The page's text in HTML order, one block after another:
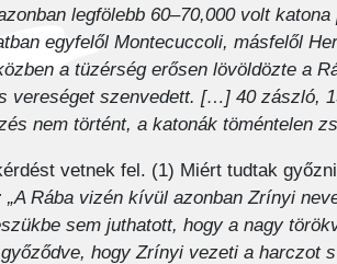
legfölebb 60–70,000 volt
egyfelől Montecuccoli, másfelől
a tüzérség erősen lövöldözte a
vereséget szenvedett. […] 40 zászló,
nem történt, a katonák töméntelen
vetnek fel. (1) Miért tudtak
„A Rába vizén kívül azonban Zrínyi
sem juthatott, hogy a nagy
hogy Zrínyi vezeti a harczot